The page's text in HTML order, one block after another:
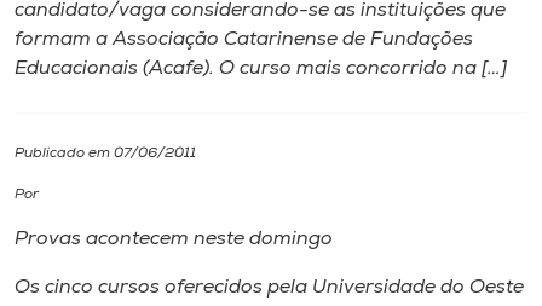
I.nova
Cultura
candidato/vaga considerando-se as instituições que
formam a Associação Catarinense de Fundações
Educacionais (Acafe). O curso mais concorrido na […]
Publicado em 07/06/2011
Por
Provas acontecem neste domingo
Os cinco cursos oferecidos pela Universidade do Oeste